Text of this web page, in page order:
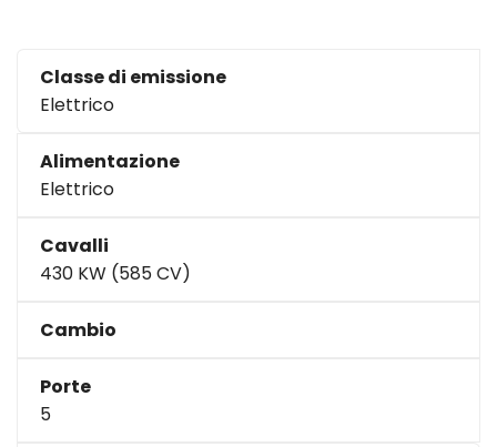
Classe di emissione
Elettrico
Alimentazione
Elettrico
Cavalli
430 KW (585 CV)
Cambio
Porte
5